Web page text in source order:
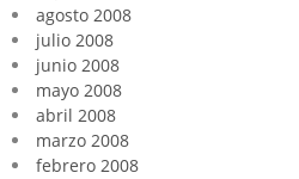
agosto 2008
julio 2008
junio 2008
mayo 2008
abril 2008
marzo 2008
febrero 2008